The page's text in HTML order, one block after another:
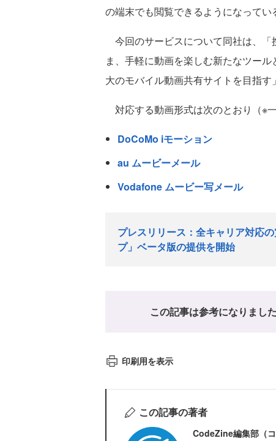
の端末でも閲覧できるようになってい
今回のサービスについて同社は、
ま、手軽に動画を楽しむ新たなツー
大のモバイル動画共有サイトを目指す
対応する動画形式は次のとおり（※
DoCoMo iモーション
au ムービーメール
Vodafone ムービー写メール
プレスリリース：全キャリア対応
プ」ベータ版の提供を開始
この記事は参考になりまし
印刷用を表示
この記事の著者
CodeZine編集部（コ